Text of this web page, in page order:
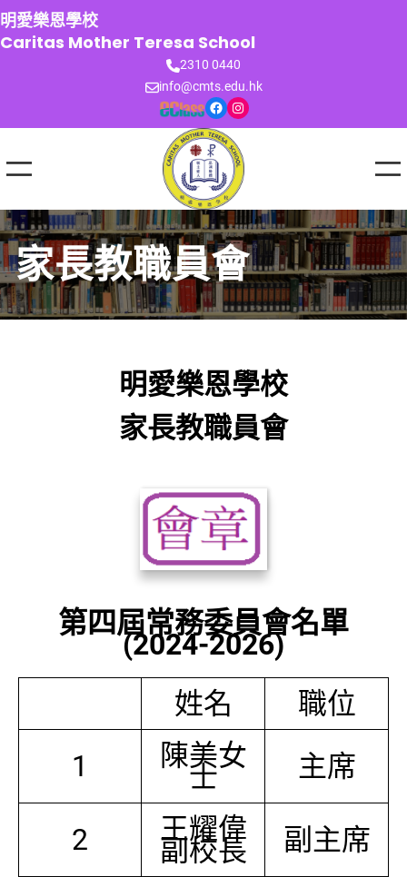
跳
至
主
明愛樂恩學校
Caritas Mother Teresa School
2310 0440
info@cmts.edu.hk
Facebook Instagram
家長教職員會
明愛樂恩學校
家長教職員會
第四屆常務委員會名單
(2024-2026)
姓名
職位
1
陳美女
士 主席
2 王耀偉
副校長 副主席